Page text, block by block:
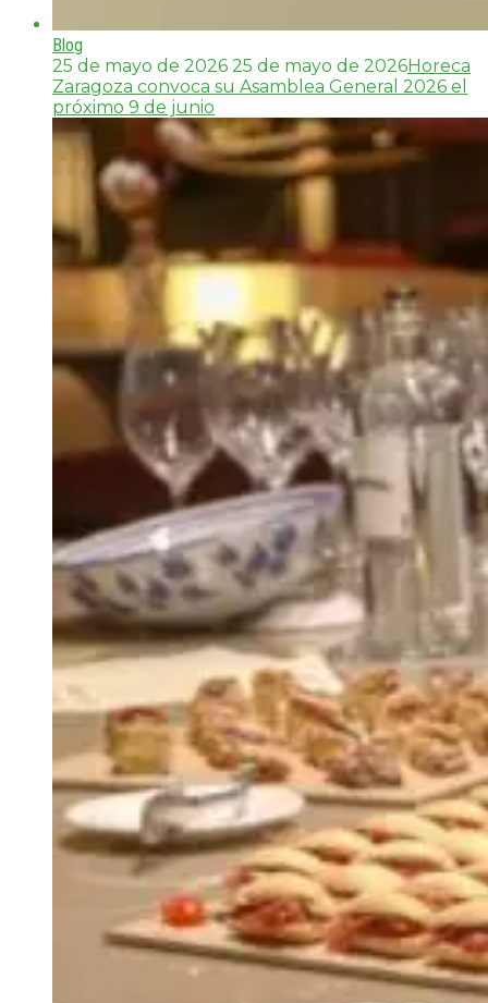
Blog
25 de mayo de 2026 25 de mayo de 2026Horeca
Zaragoza convoca su Asamblea General 2026 el
próximo 9 de junio